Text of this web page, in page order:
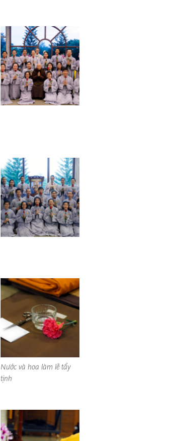
Nước và hoa làm lễ tẩy
tịnh